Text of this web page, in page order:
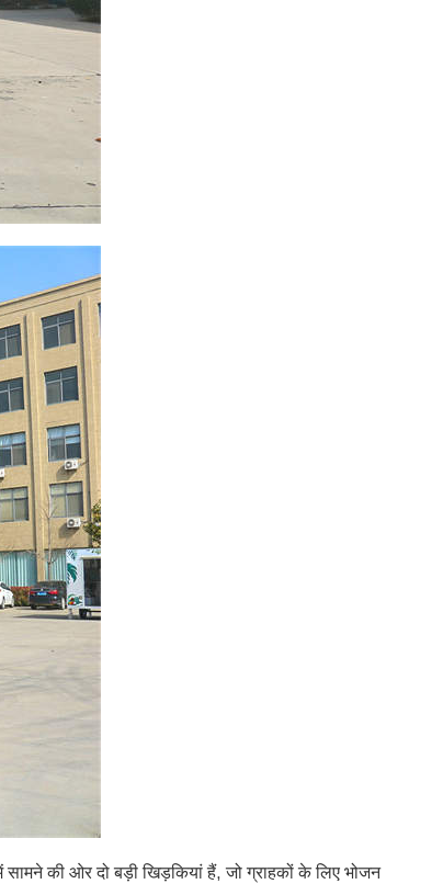
की ओर दो बड़ी खिड़कियां हैं, जो ग्राहकों के लिए भोजन